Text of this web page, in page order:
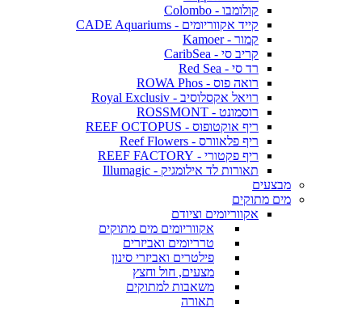
קולומבו - Colombo
קייד אקווריומים - CADE Aquariums
קמור - Kamoer
קריב סי - CaribSea
רד סי - Red Sea
רואה פוס - ROWA Phos
רויאל אקסלוסיב - Royal Exclusiv
רוסמונט - ROSSMONT
ריף אוקטופוס - REEF OCTOPUS
ריף פלאוורס - Reef Flowers
ריף פקטורי - REEF FACTORY
תאורות לד אילומגיק - Illumagic
מבצעים
מים מתוקים
אקווריומים וציודם
אקווריומים מים מתוקים
טרריומים ואביזרים
פילטרים ואביזרי סינון
מצעים, חול וחצץ
משאבות למתוקים
תאורה